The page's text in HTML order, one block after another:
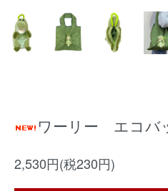
ワーリー エコバ
2,530円(税230円)